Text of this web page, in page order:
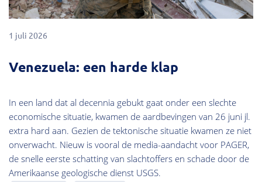
1 juli 2026
Venezuela: een harde klap
In een land dat al decennia gebukt gaat onder een slechte
economische situatie, kwamen de aardbevingen van 26 juni jl.
extra hard aan. Gezien de tektonische situatie kwamen ze niet
onverwacht. Nieuw is vooral de media-aandacht voor PAGER,
de snelle eerste schatting van slachtoffers en schade door de
Amerikaanse geologische dienst USGS.